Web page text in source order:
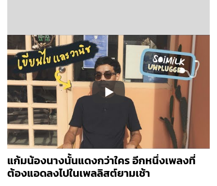
แก้มน้องนางนั้นแดงกว่าใคร อีกหนึ่งเพลงที่
ต้องแอดลงไปในเพลลิสต์ยามเช้า